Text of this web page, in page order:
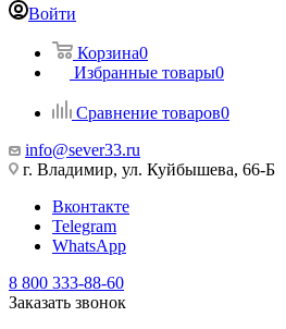
Войти
Корзина0
Избранные товары0
Сравнение товаров0
info@sever33.ru
г. Владимир, ул. Куйбышева, 66-Б
Вконтакте
Telegram
WhatsApp
8 800 333-88-60
Заказать звонок